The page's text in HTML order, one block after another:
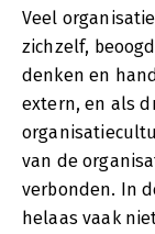
Veel
zichzelf,
denken en
extern, en als
van de
verbonden. In
helaas vaak